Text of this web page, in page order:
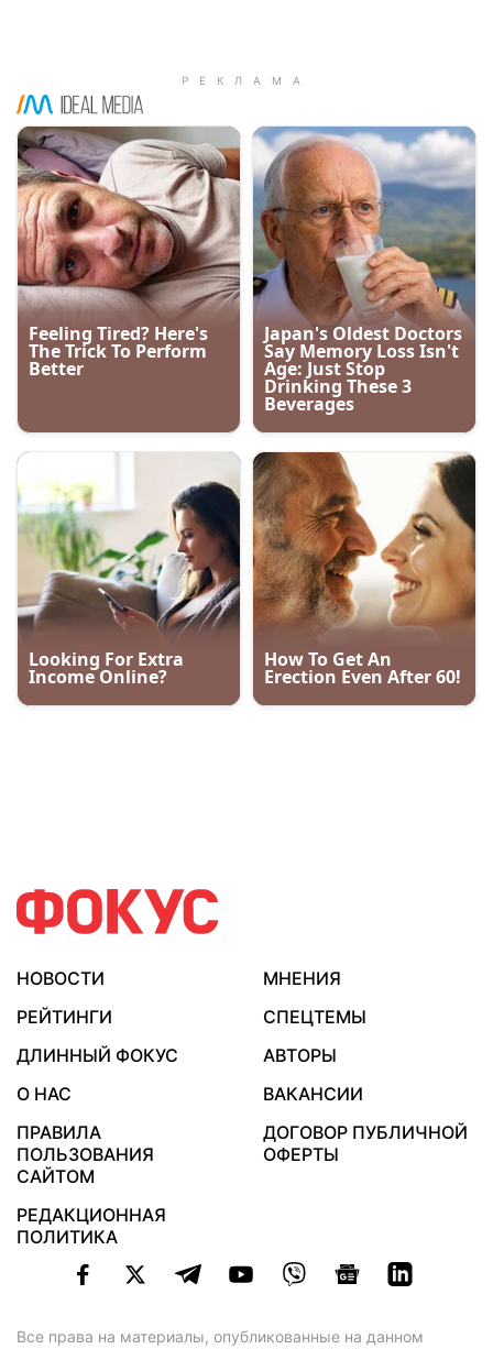
НОВОСТИ
МНЕНИЯ
РЕЙТИНГИ
СПЕЦТЕМЫ
ДЛИННЫЙ ФОКУС
АВТОРЫ
О НАС
ВАКАНСИИ
ПРАВИЛА
ПОЛЬЗОВАНИЯ
САЙТОМ
ДОГОВОР ПУБЛИЧНОЙ
ОФЕРТЫ
РЕДАКЦИОННАЯ
ПОЛИТИКА
Все права на материалы, опубликованные на данном